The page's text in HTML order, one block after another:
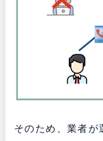
そのため、業者が